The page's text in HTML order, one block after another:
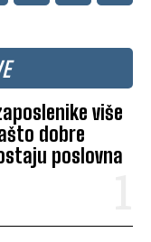
više
dobre
poslovna